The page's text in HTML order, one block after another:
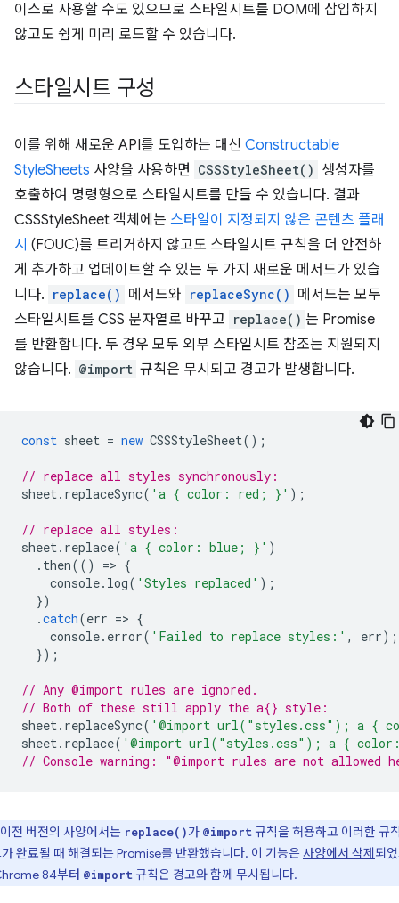
이스로 사용할 수도 있으므로 스타일시트를 DOM에 삽입하지
않고도 쉽게 미리 로드할 수 있습니다.
스타일시트 구성
이를 위해 새로운 API를 도입하는 대신 Constructable
StyleSheets 사양을 사용하면 CSSStyleSheet() 생성자를
호출하여 명령형으로 스타일시트를 만들 수 있습니다. 결과
CSSStyleSheet 객체에는 스타일이 지정되지 않은 콘텐츠 플래
시 (FOUC)를 트리거하지 않고도 스타일시트 규칙을 더 안전하
게 추가하고 업데이트할 수 있는 두 가지 새로운 메서드가 있습
니다. replace() 메서드와 replaceSync() 메서드는 모두
스타일시트를 CSS 문자열로 바꾸고 replace() 는 Promise
를 반환합니다. 두 경우 모두 외부 스타일시트 참조는 지원되지
않습니다. @import 규칙은 무시되고 경고가 발생합니다.
const sheet = new CSSStyleSheet();
// replace all styles synchronously:
sheet. replaceSync( 'a { color: red; }' );
// replace all styles:
sheet. replace( 'a { color: blue; }' )
. then(() => {
console. log( 'Styles replaced' );
})
.catch(err => {
console. error( 'Failed to replace styles:' , err);
});
// Any @import rules are ignored.
// Both of these still apply the a{} style:
sheet. replaceSync( '@import url("styles.css"); a {
sheet. replace( '@import url("styles.css"); a {
// Console warning: "@import rules are not allowed
이전 버전의 사양에서는 replace()가 @import 규칙을 허용하고 이러한 규
완료될 때 해결되는 Promise를 반환했습니다. 이 기능은 사양에서 삭제 되
84부터 @import 규칙은 경고와 함께 무시됩니다.